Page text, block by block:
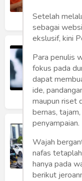
Internasional
Bisnis
Humaniora
Sketsa
Tekno
Gaya
Wisata
Wanita
Staf
Jepri
Kamis
Willy
Selasa
Setelah
sebagai
ekslusif, kini
Para penulis
fokus pada
dapat
ide,
maupun riset
bernas,
penyampaian.
Wajah
nafas
hanya pada
berikut